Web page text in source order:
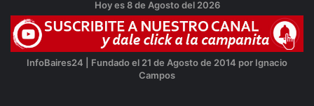
Hoy es 8 de Agosto del 2026
InfoBaires24 | Fundado el 21 de Agosto de 2014 por Ignacio
Campos